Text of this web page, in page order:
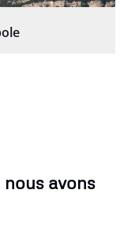
avons